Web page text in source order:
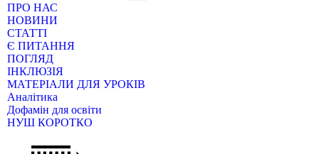
ПРО НАС
НОВИНИ
СТАТТІ
Є ПИТАННЯ
ПОГЛЯД
ІНКЛЮЗІЯ
МАТЕРІАЛИ ДЛЯ УРОКІВ
Аналітика
Дофамін для освіти
НУШ КОРОТКО